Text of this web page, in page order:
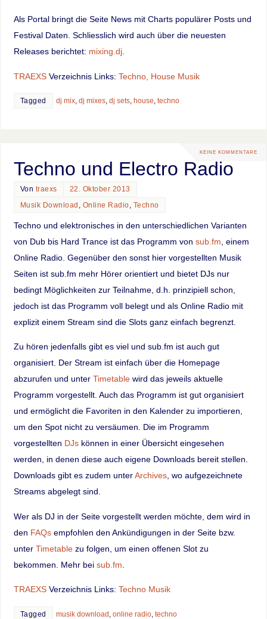
Als Portal bringt die Seite News mit Charts populärer Posts und
Festival Daten. Schliesslich wird auch über die neuesten
Releases berichtet: mixing.dj.
TRAEXSVerzeichnis Links: Techno, House Musik
Tagged dj mix, dj mixes, dj sets, house, techno
KEINE KOMMENTARE
Techno und Electro Radio
Von traexs
22. Oktober 2013
Musik Download , Online Radio, Techno
Techno und elektronisches in den unterschiedlichen Varianten
von Dub bis Hard Trance ist das Programm von sub.fm , einem
Online Radio. Gegenüber den sonst hier vorgestellten Musik
Seiten ist sub.fm mehr Hörer orientiert und bietet DJs nur
bedingt Möglichkeiten zur Teilnahme, d.h. prinzipiell schon,
jedoch ist das Programm voll belegt und als Online Radio mit
explizit einem Stream sind die Slots ganz einfach begrenzt.
Zu hören jedenfalls gibt es viel und sub.fm ist auch gut
organisiert. Der Stream ist einfach über die Homepage
abzurufen und unter Timetablewird das jeweils aktuelle
Programm vorgestellt. Auch das Programm ist gut organisiert
und ermöglicht die Favoriten in den Kalender zu importieren,
um den Spot nicht zu versäumen. Die im Programm
vorgestellten DJskönnen in einer Übersicht eingesehen
werden, in denen diese auch eigene Downloads bereit stellen.
Downloads gibt es zudem unterArchives, wo aufgezeichnete
Streams abgelegt sind.
Wer als DJ in der Seite vorgestellt werden möchte, dem wird in
den FAQsempfohlen den Ankündigungen in der Seite bzw.
unter Timetablezu folgen, um einen offenen Slot zu
bekommen. Mehr bei sub.fm
TRAEXSVerzeichnis Links: Techno Musik
Tagged musik download online radio, techno